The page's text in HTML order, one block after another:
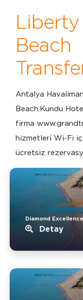
Liberty
Beach
Antalya
Beach.Kundu
firma
hizmetleri Wi-Fi
ücretsiz
Diamond
Detay